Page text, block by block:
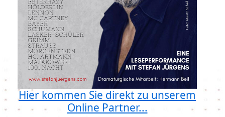
Hier kommen Sie direkt zu unserem
Online Partner...